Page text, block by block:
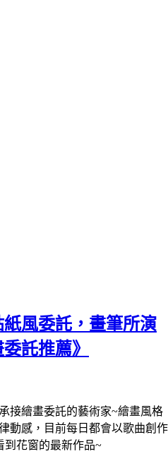
風委託，畫筆所演
託推薦》
接繪畫委託的藝術家~繪畫風格
動感，目前每日都會以歌曲創作
到花窗的最新作品~